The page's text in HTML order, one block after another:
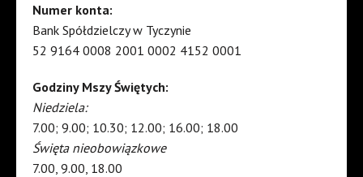
Numer konta:
Bank Spółdzielczy w Tyczynie
52 9164 0008 2001 0002 4152 0001
Godziny Mszy Świętych:
Niedziela:
7.00; 9.00; 10.30; 12.00; 16.00; 18.00
Święta nieobowiązkowe
7.00, 9.00, 18.00